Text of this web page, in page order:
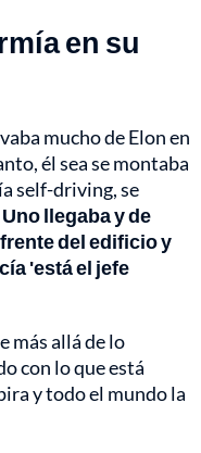
en su
mucho de Elon en
él sea se montaba
self-driving, se
Uno llegaba y de
del edificio y
'está el jefe
más allá de lo
con lo que está
y todo el mundo la